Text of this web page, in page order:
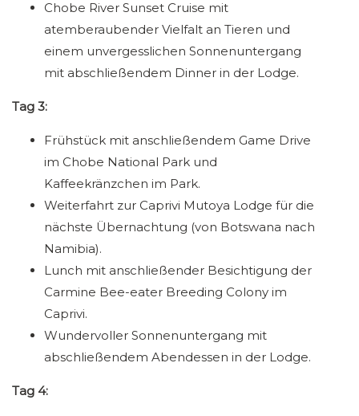
Chobe River Sunset Cruise mit
atemberaubender Vielfalt an Tieren und
einem unvergesslichen Sonnenuntergang
mit abschließendem Dinner in der Lodge.
Tag 3:
Frühstück mit anschließendem Game Drive
im Chobe National Park und
Kaffeekränzchen im Park.
Weiterfahrt zur Caprivi Mutoya Lodge für die
nächste Übernachtung (von Botswana nach
Namibia).
Lunch mit anschließender Besichtigung der
Carmine Bee-eater Breeding Colony im
Caprivi.
Wundervoller Sonnenuntergang mit
abschließendem Abendessen in der Lodge.
Tag 4: